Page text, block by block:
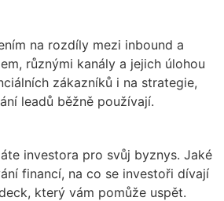
na rozdíly mezi inbound a
různými kanály a jejich úlohou
zákazníků i na strategie,
leadů běžně používají.
investora pro svůj byznys. Jaké
financí, na co se investoři dívají
který vám pomůže uspět.